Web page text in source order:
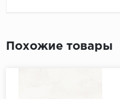
Похожие товары